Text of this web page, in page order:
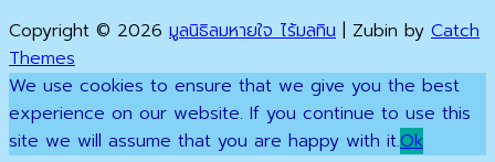
Copyright © 2026 มูลนิธิลมหายใจ ไร้มลทิน | Zubin by Catch
Themes
Scroll
Up
We use cookies to ensure that we give you the best
experience on our website. If you continue to use this
site we will assume that you are happy with it.Ok